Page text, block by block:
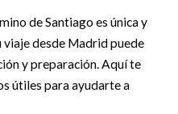
de Santiago es única y
desde Madrid puede
y preparación. Aquí te
útiles para ayudarte a